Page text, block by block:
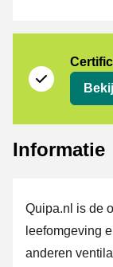
Informatie
Quipa.nl is de
leefomgeving
anderen